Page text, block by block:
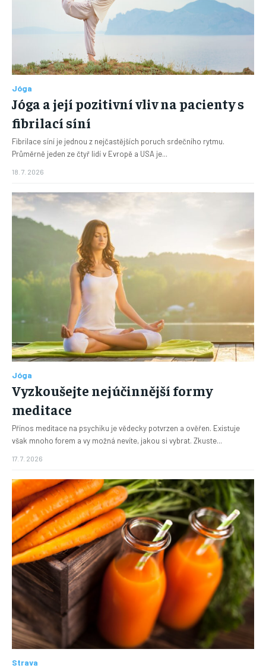
Jóga
Jóga a její pozitivní vliv na pacienty s
fibrilací síní
Fibrilace síní je jednou z nejčastějších poruch srdečního rytmu.
Průměrně jeden ze čtyř lidí v Evropě a USA je...
18. 7. 2026
Jóga
Vyzkoušejte nejúčinnější formy
meditace
Přínos meditace na psychiku je vědecky potvrzen a ověřen. Existuje
však mnoho forem a vy možná nevíte, jakou si vybrat. Zkuste...
17. 7. 2026
Strava